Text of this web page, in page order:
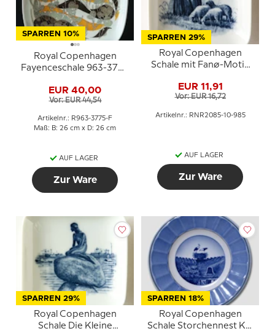
SPARREN 10%
Royal Copenhagen
Fayenceschale 963-3775
EUR 40,00
Vor: EUR 44,54
Artikelnr.: R963-3775-F
Maß: B: 26 cm x D: 26 cm
AUF LAGER
Zur Ware
SPARREN 29%
Royal Copenhagen
Schale mit Fanø-Motiv
EUR 11,91
Vor: EUR 16,72
Artikelnr.: RNR2085-10-985
AUF LAGER
Zur Ware
SPARREN 29%
Royal Copenhagen
Schale Die Kleine
SPARREN 18%
Royal Copenhagen
Schale Storchennest Kai